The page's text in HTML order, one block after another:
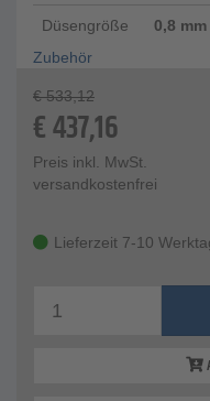
Düsengröße
0,8 mm
Zubehör
€ 533,12
€437,16
Preis inkl. MwSt.
versandkostenfrei
Lieferzeit 7-10